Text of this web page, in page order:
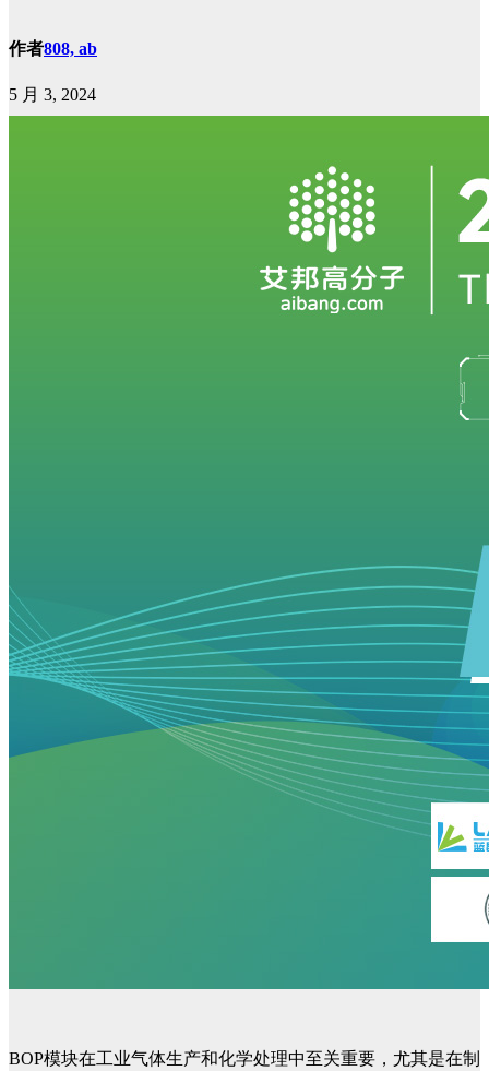
作者808, ab
5 月 3, 2024
BOP模块在工业气体生产和化学处理中至关重要，尤其是在制